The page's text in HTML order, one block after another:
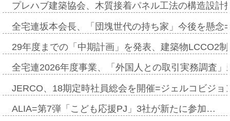
プレハブ建築協会、木質接着パネル工法の構造設
全宅連坂本会長、「団塊世代の持ち家」今後を懸
29年度までの「中期計画」を発表、建築物LCCO2
全宅連2026年度事業、「外国人との取引実務調査
JERCO、18期定時社員総会を開催=ジェルコビジ
ALIA=第7弾「こども応援PJ」3社が新たに参加…